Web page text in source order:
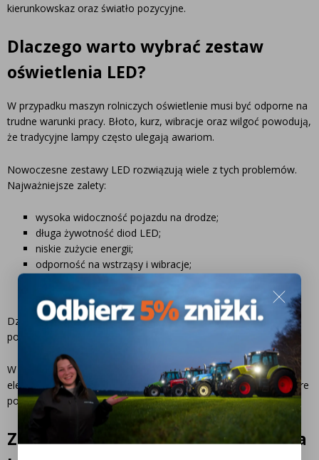
kierunkowskaz oraz światło pozycyjne.
Dlaczego warto wybrać zestaw
oświetlenia LED?
W przypadku maszyn rolniczych oświetlenie musi być odporne na
trudne warunki pracy. Błoto, kurz, wibracje oraz wilgoć powodują,
że tradycyjne lampy często ulegają awariom.
Nowoczesne zestawy LED rozwiązują wiele z tych problemów.
Najważniejsze zalety:
wysoka widoczność pojazdu na drodze;
długa żywotność diod LED;
niskie zużycie energii;
odporność na wstrząsy i wibracje;
szybki montaż na przyczepie lub maszynie.
Dzięki temu zestaw lamp do przyczepy sprawdza się zarówno
podczas transportu drogowego, jak i pracy w gospodarstwie.
W wielu przypadkach takie zestawy uzupełnia się również o inne
elementy oświetlenia, np.
lampy obrysowe i pozycyjne LED, które
pomagają oznaczyć szerokość maszyny.
Zastosowanie zestawów oświetlenia